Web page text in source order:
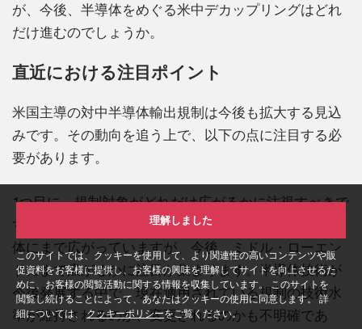
このサイトでは、クッキーを使用して、より関連性の高いコンテンツや販
促資料をお客様に提供し、お客様の興味を理解してサイトを向上させるた
めに、お客様の閲覧活動に関する情報を収集しています。 このサイトを
閲覧し続けることによって、あなたはクッキーの使用に同意します。 詳
細については、クッキーポリシーをご覧ください。
理解しました
が、今後、半導体をめぐる米中デカップリングはどれ
だけ進むのでしょうか。
直近における注目ポイント
米国主導の対中半導体輸出規制は今後も拡大する見込
みです。その動向を追う上で、以下の点に注目する必
要があります。
1つ目に、規制対象がどれだけ広がるかに注視すべきで
す。米国の戦略的目的の変更に伴い、対象が先端半導
体にまで広がっていますが、今後、ミドル・ローエン
ドにまで広がるかに注目が集まります。半導体技術が
今後発展する中で、現在適用されている規制の技術水
準が維持されるのか、変更されるのかも不明確であ